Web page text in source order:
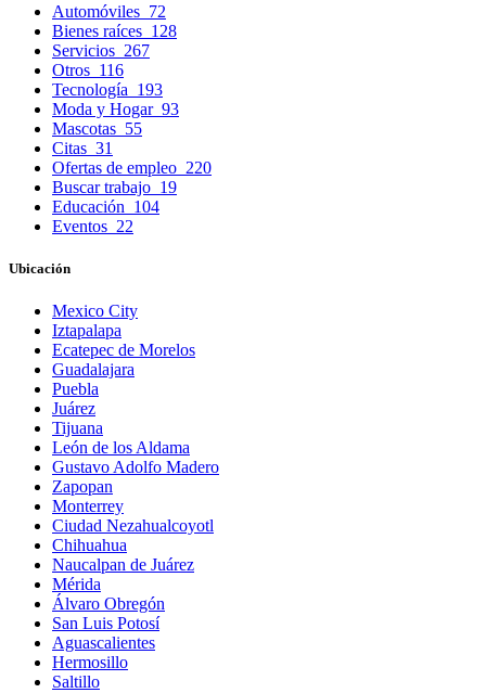
Automóviles 72
Bienes raíces 128
Servicios 267
Otros 116
Tecnología 193
Moda y Hogar 93
Mascotas 55
Citas 31
Ofertas de empleo 220
Buscar trabajo 19
Educación 104
Eventos 22
Ubicación
Mexico City
Iztapalapa
Ecatepec de Morelos
Guadalajara
Puebla
Juárez
Tijuana
León de los Aldama
Gustavo Adolfo Madero
Zapopan
Monterrey
Ciudad Nezahualcoyotl
Chihuahua
Naucalpan de Juárez
Mérida
Álvaro Obregón
San Luis Potosí
Aguascalientes
Hermosillo
Saltillo